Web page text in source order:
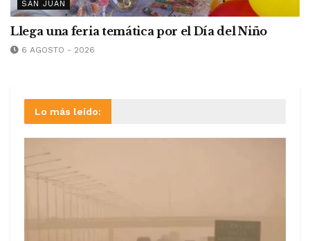
SAN JUAN
Llega una feria temática por el Día del Niño
6 AGOSTO - 2026
Lo más leído: